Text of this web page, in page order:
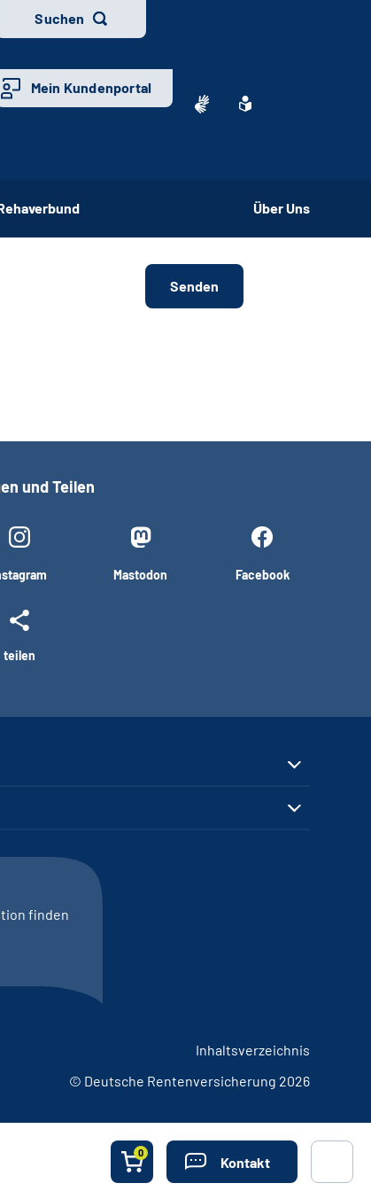
Suchen
Mein Kundenportal
Über Uns
0
Kontakt
und Teilen
Mastodon Facebook
teilen
finden
Inhaltsverzeichnis
© Deutsche Rentenversicherung 2026